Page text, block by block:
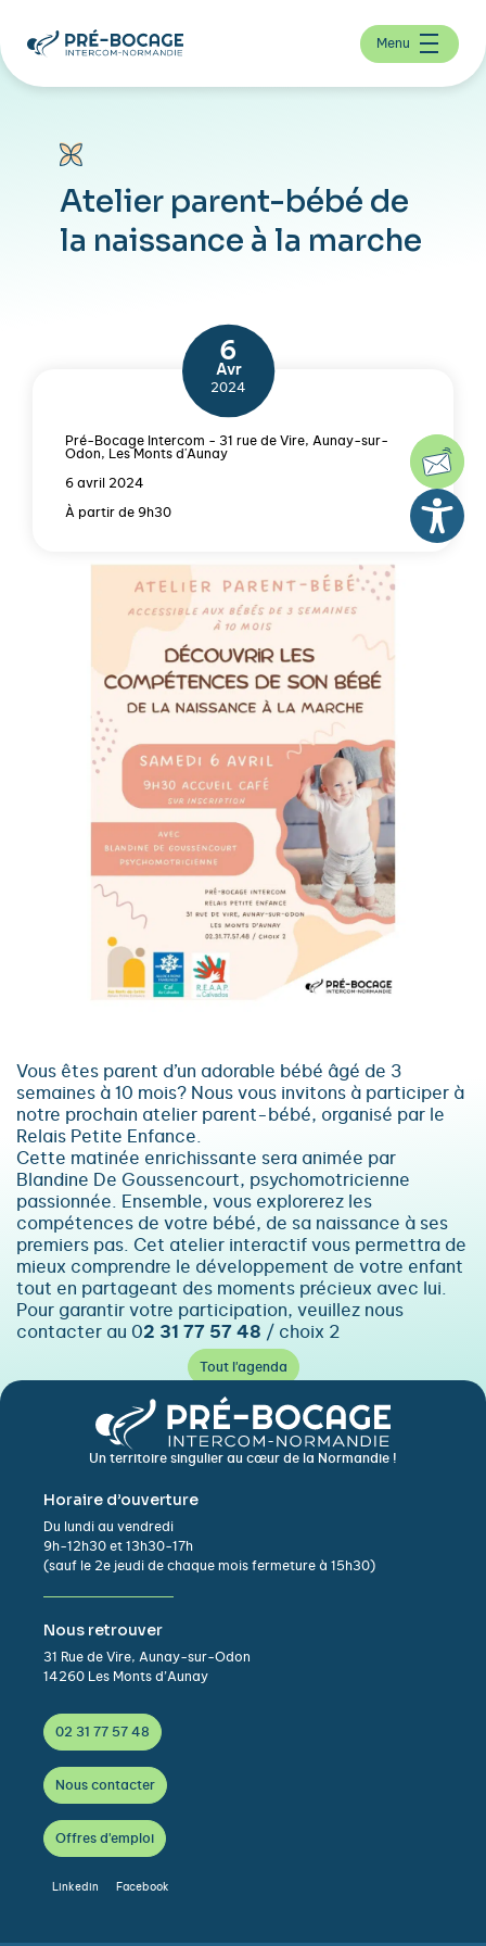
Menu
Atelier parent-bébé de
la naissance à la marche
6
Avr
2024
Pré-Bocage Intercom - 31 rue de Vire, Aunay-sur-
Odon, Les Monts d'Aunay
6 avril 2024
À partir de 9h30
Vous êtes parent d’un adorable bébé âgé de 3
semaines à 10 mois? Nous vous invitons à participer à
notre prochain atelier parent-bébé, organisé par le
Relais Petite Enfance.
Cette matinée enrichissante sera animée par
Blandine De Goussencourt, psychomotricienne
passionnée. Ensemble, vous explorerez les
compétences de votre bébé, de sa naissance à ses
premiers pas. Cet atelier interactif vous permettra de
mieux comprendre le développement de votre enfant
tout en partageant des moments précieux avec lui.
Pour garantir votre participation, veuillez nous
contacter au 02 31 77 57 48 / choix 2
Tout l'agenda
Un territoire singulier au cœur de la Normandie !
Horaire d’ouverture
Du lundi au vendredi
9h-12h30 et 13h30-17h
(sauf le 2e jeudi de chaque mois fermeture à 15h30)
Nous retrouver
31 Rue de Vire, Aunay-sur-Odon
14260 Les Monts d’Aunay
02 31 77 57 48
Nous contacter
Offres d'emploi
Linkedin Facebook